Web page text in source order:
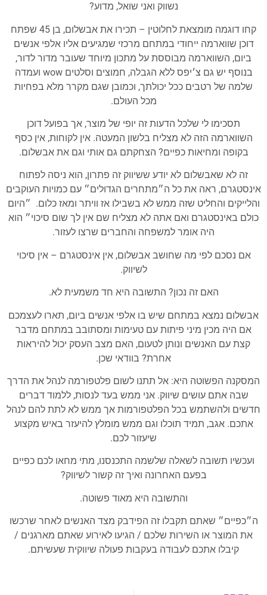
נשווק ואני שואל, מדוע?
קחו דוגמה מומצאת לחלוטין – תכירו את אבשלום, בן 45 שפתח
דוכן שווארמה ייחודי במתחם מרכזי שמגיעים אליו אלפי אנשים
ביום, השווארמה מבוססת על מתכון מיוחד שעובר מדור לדור,
בנוסף יש גם צ׳יפס ללא הגבלה, חמוצים וסלטים wow ועמדה
שלמה של רטבים ככל יכולתך, וכמובן שגם מקרר מלא בפחיות
מכל העולם.
תסכימו לי שלכל הדעות זה יופי של מוצר, אך בפועל דוכן
השווארמה הזה לא מצליח בלשון המעטה. אין לקוחות, אין כסף
בקופה ומחיאות כפיים? הצחקתם גם אותי וגם את אבשלום.
זה לא שאבשלום לא יודע ששיווק זה פתרון, הוא ניסה לפתוח
אינסטגרם, ראה את כל ה״מתחרים הגדולים״ עם כמויות העוקבים
והלייקים והחליט שזה ממש לא בשבילו אז וויתר ומאז כלום. ״היום
כולם באינסטגרם ואם אתה לא מצליח שם אין לך שום סיכוי״ הוא
היה אומר למשפחה והחברים שרצו לעזור.
אם נסכם לפי מה שחושב אבשלום, אין אינסטגרם – אין סיכוי
לשיווק.
האם זה נכון? התשובה היא חד משמעית לא.
אבשלום נמצא במתחם שיש בו אלפי אנשים ביום, תארו לעצמכם
אם היה מכין מיני פיתות עם טעימות ומסתובב במתחם מדבר
קצת עם האנשים ונותן לטעום, האם מצב העסק יכול להיראות
אחרת? בוודאי שכן.
המסקנה הפשוטה היא: אל תתנו לשום פלטפורמה לנהל את הדרך
שבה אתם עושים שיווק. אני ממש בעד לנסות, ללמוד דברים
חדשים ולהשתמש בכל הפלטפורמות אך ממש לא לתת להם לנהל
אתכם. אגב, תמיד תוכלו וגם ממש מומלץ להיעזר באיש מקצוע
שיעזור לכם.
ועכשיו תשובה לשאלה שלשמה התכנסנו, מתי מחאו לכם כפיים
בפעם האחרונה ואיך זה קשור לשיווק?
והתשובה היא מאוד פשוטה.
ה״כפיים״ שאתם תקבלו זה הפידבק מצד האנשים לאחר שרכשו
את המוצר או השירות שלכם / הגיעו לאירוע שאתם מארגנים /
קיבלו אתכם לעבודה בעקבות פעולה שיווקית שעשיתם.